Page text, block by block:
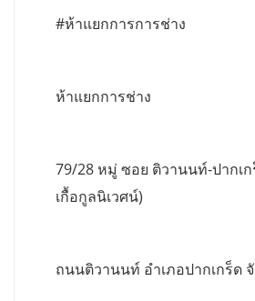
#ห้าแยกการการช่าง
ห้าแยกการช่าง
79/28 หมู่ ซอย ติวานนท์-ปากเ
เกื้อกูลนิเวศน์)
ถนนติวานนท์ อำเภอปากเกร็ด